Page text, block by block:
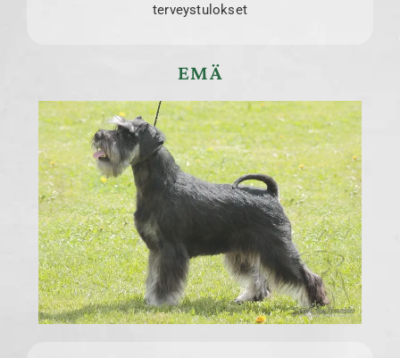
terveystulokset
EMÄ